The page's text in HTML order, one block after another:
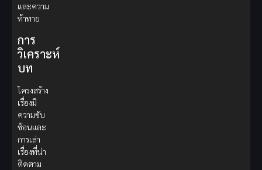
และความ
ท้าทาย
การ
วิเคราะห์
บท
โครงสร้าง
เรื่องมี
ความซับ
ซ้อนและ
การเล่า
เรื่องที่น่า
ติดตาม